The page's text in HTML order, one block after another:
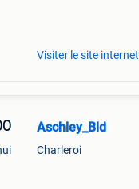
Visiter le site internet
Aschley_Bld
Charleroi